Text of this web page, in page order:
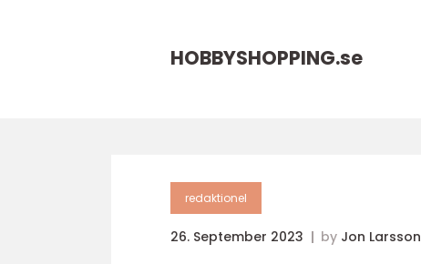
HOBBYSHOPPING.se
redaktionel
26. September 2023 by Jon Larsson